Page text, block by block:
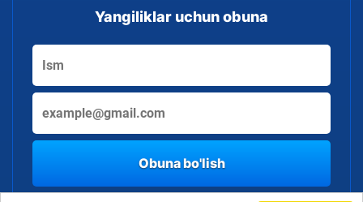
Yangiliklar uchun obuna
Obuna bo'lish